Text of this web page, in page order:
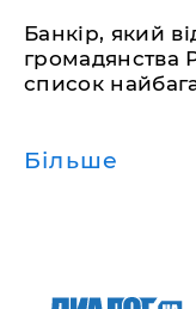
​Банкір, який
громадянства
список
Більше